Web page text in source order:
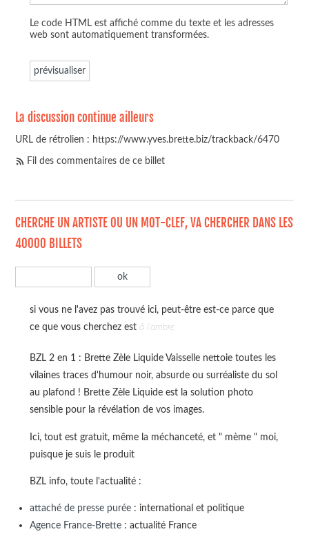
Le code HTML est affiché comme du texte et les adresses
web sont automatiquement transformées.
La discussion continue ailleurs
URL de rétrolien : https://www.yves.brette.biz/trackback/6470
Fil des commentaires de ce billet
CHERCHE UN ARTISTE OU UN MOT-CLEF, VA CHERCHER DANS LES
40000 BILLETS
si vous ne l'avez pas trouvé ici, peut-être est-ce parce que
ce que vous cherchez est à l'ombre
BZL 2 en 1 : Brette Zèle Liquide Vaisselle nettoie toutes les
vilaines traces d'humour noir, absurde ou surréaliste du sol
au plafond ! Brette Zèle Liquide est la solution photo
sensible pour la révélation de vos images.
Ici, tout est gratuit, même la méchanceté, et " mème " moi,
puisque je suis le produit
BZL info, toute l'actualité :
attaché de presse purée: international et politique
Agence France-Brette: actualité France